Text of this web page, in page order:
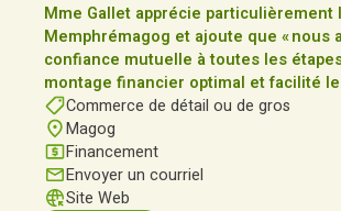
Mme Gallet apprécie
Memphrémagog et ajoute que «
confiance mutuelle à toutes les
montage financier optimal et facilité
Commerce de détail ou de gros
Magog
Financement
Envoyer un courriel
Site Web